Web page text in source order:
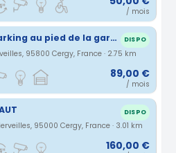
/ mois
Place de parking au pied de la gare de Cergy le haut DISPO
95800 Cergy, France · 2.75 km
89,00 €
/ mois
DISPO
95000 Cergy, France · 3.01 km
160,00 €